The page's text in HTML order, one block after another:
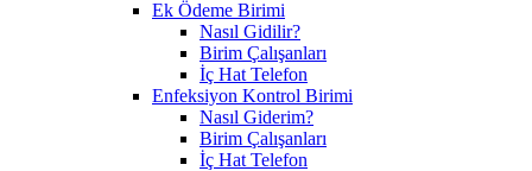
Ek Ödeme Birimi
Nasıl Gidilir?
Birim Çalışanları
İç Hat Telefon
Enfeksiyon Kontrol Birimi
Nasıl Giderim?
Birim Çalışanları
İç Hat Telefon